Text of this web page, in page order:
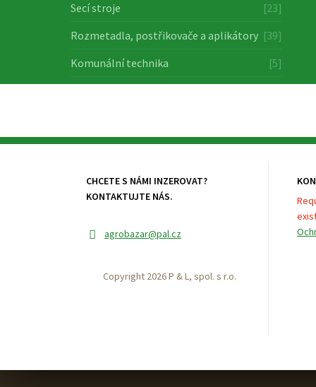
Secí stroje
[23]
Rozmetadla, postřikovače a aplikátory [39]
Komunální technika
[5]
CHCETE S NÁMI INZEROVAT?
KONTAKTUJTE NÁS.
agrobazar@pal.cz
Copyright 2026 P & L, spol. s r.o.